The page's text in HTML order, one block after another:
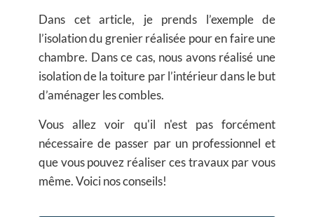
Dans cet article, je prends l’exemple de
l’isolation du grenier réalisée pour en faire une
chambre. Dans ce cas, nous avons réalisé une
isolation de la toiture par l’intérieur dans le but
d’aménager les combles.
Vous allez voir qu'il n'est pas forcément
nécessaire de passer par un professionnel et
que vous pouvez réaliser ces travaux par vous
même. Voici nos conseils!